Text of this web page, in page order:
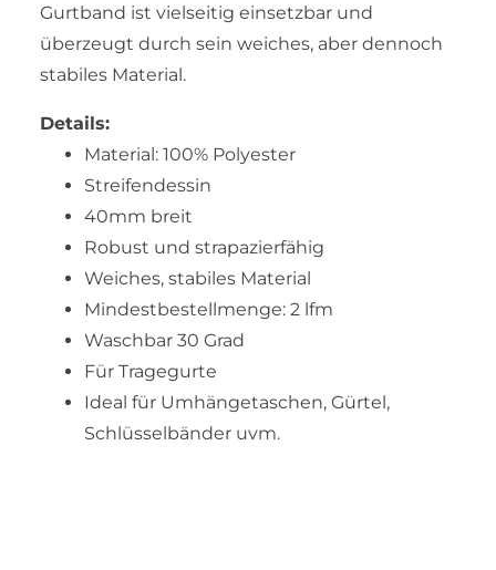
Gurtband ist vielseitig einsetzbar und
überzeugt durch sein weiches, aber dennoch
stabiles Material.
Details:
Material: 100% Polyester
Streifendessin
40mm breit
Robust und strapazierfähig
Weiches, stabiles Material
Mindestbestellmenge: 2 lfm
Waschbar 30 Grad
Für Tragegurte
Ideal für Umhängetaschen, Gürtel,
Schlüsselbänder uvm.